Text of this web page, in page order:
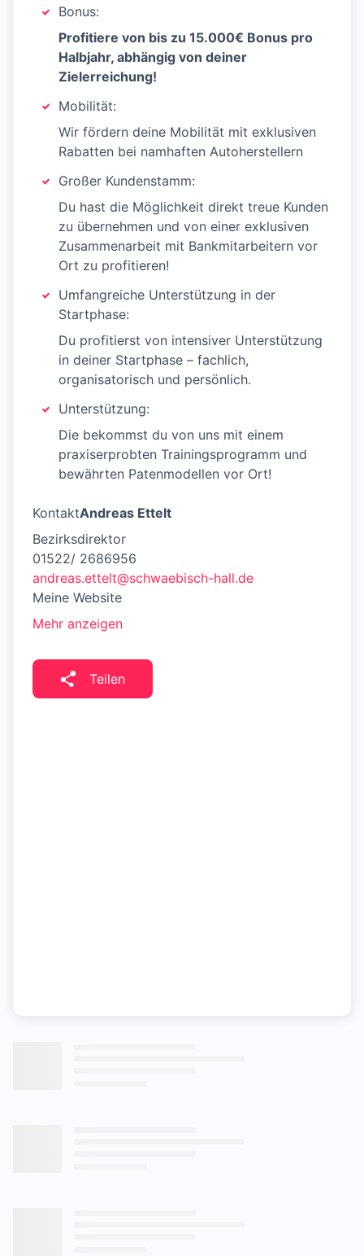
Bonus:
Profitiere von bis zu 15.000€ Bonus pro
Halbjahr, abhängig von deiner
Zielerreichung!
Mobilität:
Wir fördern deine Mobilität mit exklusiven
Rabatten bei namhaften Autoherstellern
Großer Kundenstamm:
Du hast die Möglichkeit direkt treue Kunden
zu übernehmen und von einer exklusiven
Zusammenarbeit mit Bankmitarbeitern vor
Ort zu profitieren!
Umfangreiche Unterstützung in der
Startphase:
Du profitierst von intensiver Unterstützung
in deiner Startphase – fachlich,
organisatorisch und persönlich.
Unterstützung:
Die bekommst du von uns mit einem
praxiserprobten Trainingsprogramm und
bewährten Patenmodellen vor Ort!
KontaktAndreas Ettelt
Bezirksdirektor
01522/ 2686956
andreas.ettelt@schwaebisch-hall.de
Meine Website
Mehr anzeigen
Teilen